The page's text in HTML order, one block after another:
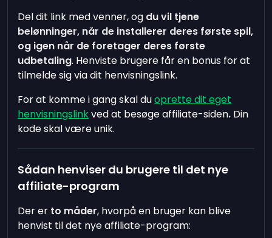
Del dit link med venner, og du vil tjene
belønninger, når de installerer deres første spil,
og igen når de foretager deres første
udbetaling. Henviste brugere får en bonus for at
tilmelde sig via dit henvisningslink.
For at komme i gang skal duoprette dit eget
henvisningslinkved at besøge affiliate-siden. Din
kode skal være unik.
Sådan henviser du brugere til det nye
affiliate-program
Der er to måder, hvorpå en bruger kan blive
henvist til det nye affiliate-program: